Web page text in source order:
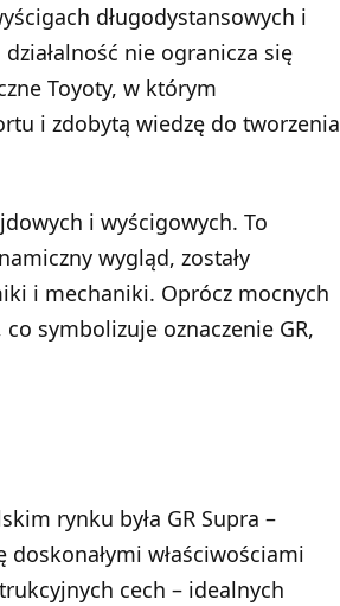
długodystansowych i
nie ogranicza się
Toyoty, w którym
i zdobytą wiedzę do tworzenia
i wyścigowych. To
wygląd, zostały
i mechaniki. Oprócz mocnych
symbolizuje oznaczenie GR,
rynku była GR Supra –
właściwościami
cech – idealnych